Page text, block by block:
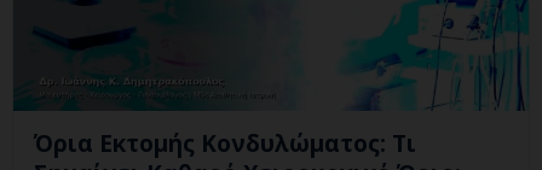
Όρια Εκτομής Κονδυλώματος: Τι